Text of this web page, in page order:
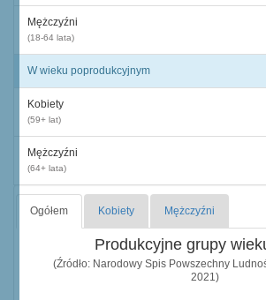
Mężczyźni
(18-64 lata)
W wieku poprodukcyjnym
Kobiety
(59+ lat)
Mężczyźni
(64+ lata)
Ogółem Kobiety Mężczyźni
Produkcyjne grupy
(Źródło: Narodowy Spis Powszechny
2021)